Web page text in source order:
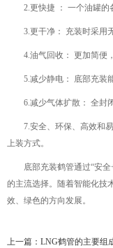
2.更快捷 ： 一个油罐的
3.更干净： 充装时采用无
4.油气回收： 更加简便，
5.减少静电： 底部充装能
6.减少气体扩散： 全封
7.安全、环保、高效和易
上装方式。
底部充装鹤管通过“安全+
的主流选择。随着智能化技
效、绿色的方向发展。
上一篇： LNG鹤管的主要组